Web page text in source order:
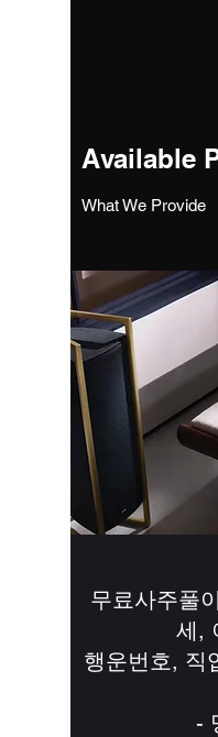
Available
What We Provide
무료사주풀
세,
행운번호, 직
-